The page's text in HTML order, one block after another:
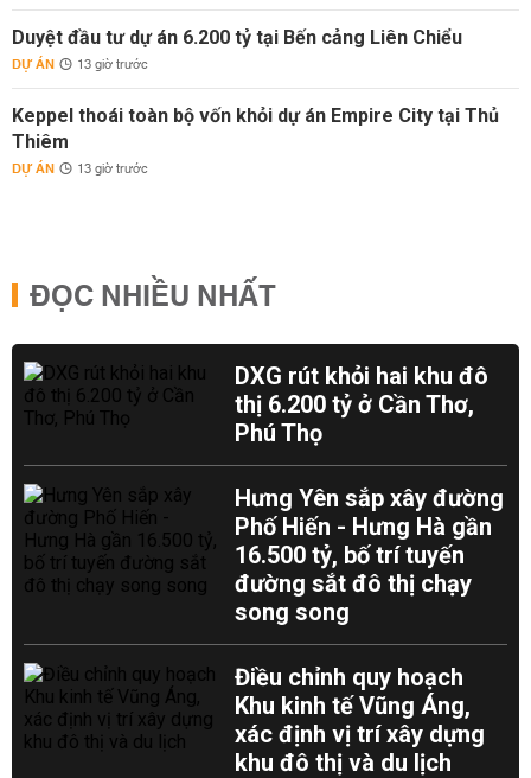
Duyệt đầu tư dự án 6.200 tỷ tại Bến cảng Liên Chiểu
DỰ ÁN 13 giờ trước
Keppel thoái toàn bộ vốn khỏi dự án Empire City tại Thủ
Thiêm
DỰ ÁN 13 giờ trước
ĐỌC NHIỀU NHẤT
DXG rút khỏi hai khu đô
thị 6.200 tỷ ở Cần Thơ,
Phú Thọ
Hưng Yên sắp xây đường
Phố Hiến - Hưng Hà gần
16.500 tỷ, bố trí tuyến
đường sắt đô thị chạy
song song
Điều chỉnh quy hoạch
Khu kinh tế Vũng Áng,
xác định vị trí xây dựng
khu đô thị và du lịch